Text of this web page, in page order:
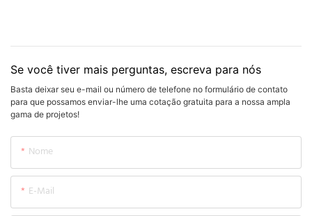
Se você tiver mais perguntas, escreva para nós
Basta deixar seu e-mail ou número de telefone no formulário de contato
para que possamos enviar-lhe uma cotação gratuita para a nossa ampla
gama de projetos!
Nome
E-Mail